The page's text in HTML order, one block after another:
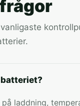
laddning,